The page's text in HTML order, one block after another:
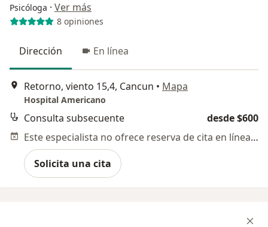
Psicóloga · Ver más
8 opiniones
Dirección En línea
Retorno, viento 15,4, Cancun • Mapa
Hospital Americano
Consulta subsecuente
desde $600
Este especialista no ofrece reserva de cita en línea en esta dirección.
Solicita una cita